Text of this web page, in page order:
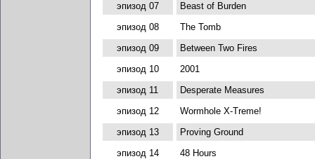
эпизод 07
Beast of Burden
эпизод 08
The Tomb
эпизод 09
Between Two Fires
эпизод 10
2001
эпизод 11
Desperate Measures
эпизод 12
Wormhole X-Treme!
эпизод 13
Proving Ground
эпизод 14
48 Hours